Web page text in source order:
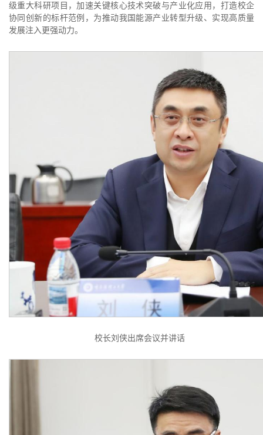
级重大科研项目，加速关键核心技术突破与产业化应用，打造校企
协同创新的标杆范例，为推动我国能源产业转型升级、实现高质量
发展注入更强动力。
校长刘侠出席会议并讲话